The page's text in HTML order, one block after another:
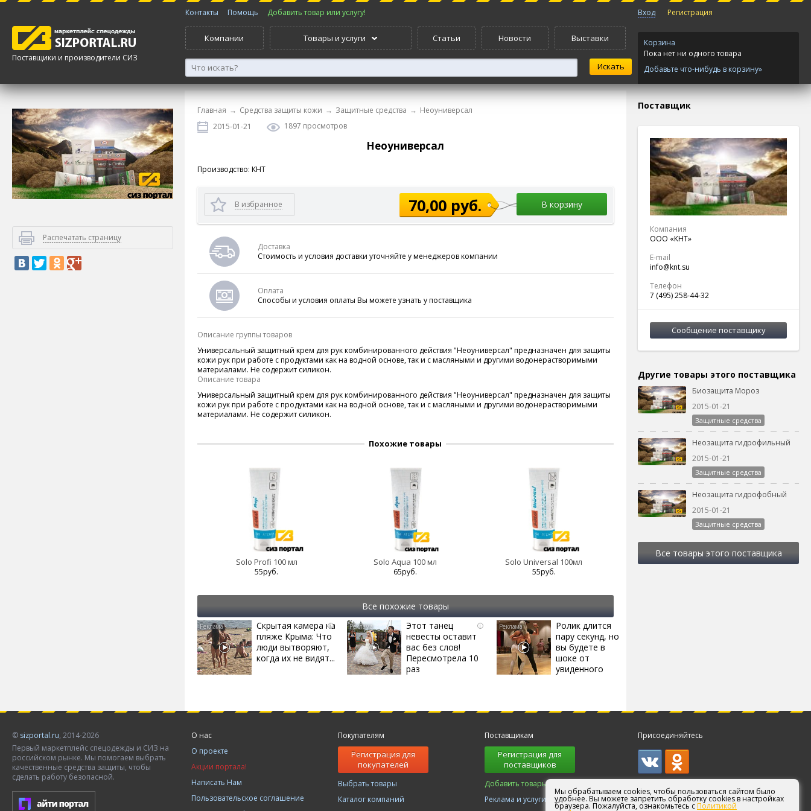
Поставщики и производители СИЗ
Контакты Помощь Добавить товар или услугу!
Компании Товары и услуги Статьи Новости Выставки
Вход Регистрация
Корзина
Пока нет ни одного товара
Добавьте что-нибудь в корзину»
Распечатать страницу
Главная → Средства защиты кожи → Защитные средства → Неоуниверсал
2015-01-21
1897 просмотров
Неоуниверсал
Производство: КНТ
В избранное 70,00 руб. В корзину
Доставка
Стоимость и условия доставки уточняйте у менеджеров компании
Оплата
Способы и условия оплаты Вы можете узнать у поставщика
Описание группы товаров
Универсальный защитный крем для рук комбинированного действия "Неоуниверсал" предназначен для защиты
кожи рук при работе с продуктами как на водной основе, так и с масляными и другими водонерастворимыми
материалами. Не содержит силикон.
Описание товара
Универсальный защитный крем для рук комбинированного действия "Неоуниверсал" предназначен для защиты
кожи рук при работе с продуктами как на водной основе, так и с масляными и другими водонерастворимыми
материалами. Не содержит силикон.
Похожие товары
Solo Profi 100 мл
55руб.
Solo Aqua 100 мл
65руб.
Solo Universal 100мл
55руб.
Все похожие товары
i
Скрытая камера на
пляже Крыма: Что
люди вытворяют,
когда их не видят...
i
Этот танец
невесты оставит
вас без слов!
Пересмотрела 10
раз
Ролик длится
пару секунд, но
вы будете в
шоке от
увиденного
Поставщик
Компания
ООО «КНТ»
E-mail
info@knt.su
Телефон
7 (495) 258-44-32
Сообщение поставщику
Другие товары этого поставщика
Биозащита Мороз
2015-01-21
Защитные средства
Неозащита гидрофильный
2015-01-21
Защитные средства
Неозащита гидрофобный
2015-01-21
Защитные средства
Все товары этого поставщика
© sizportal.ru, 2014-2026
Первый маркетплейс спецодежды и СИЗ на
российском рынке. Мы помогаем выбрать
качественные средства защиты, чтобы
сделать работу безопасной.
О нас
О проекте
Акции портала!
Написать Нам
Пользовательское соглашение
Покупателям
Регистрация для
покупателей
Выбрать товары
Каталог компаний
Поставщикам
Регистрация для
поставщиков
Добавить товары!
Реклама и услуги
Присоединяйтесь
Мы обрабатываем cookies, чтобы пользоваться сайтом было
удобнее. Вы можете запретить обработку cookies в настройках
браузера. Пожалуйста, ознакомьтесь с Политикой